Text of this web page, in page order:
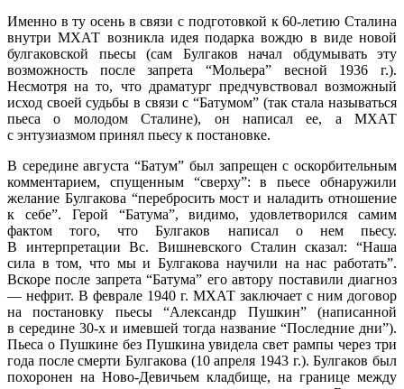
Именно в ту осень в связи с подготовкой к 60-летию Сталина
внутри МХАТ возникла идея подарка вождю в виде новой
булгаковской пьесы (сам Булгаков начал обдумывать эту
возможность после запрета “Мольера” весной 1936 г.).
Несмотря на то, что драматург предчувствовал возможный
исход своей судьбы в связи с “Батумом” (так стала называться
пьеса о молодом Сталине), он написал ее, а МХАТ
с энтузиазмом принял пьесу к постановке.
В середине августа “Батум” был запрещен с оскорбительным
комментарием, спущенным “сверху”: в пьесе обнаружили
желание Булгакова “перебросить мост и наладить отношение
к себе”. Герой “Батума”, видимо, удовлетворился самим
фактом того, что Булгаков написал о нем пьесу.
В интерпретации Вс. Вишневского Сталин сказал: “Наша
сила в том, что мы и Булгакова научили на нас работать”.
Вскоре после запрета “Батума” его автору поставили диагноз
— нефрит. В феврале 1940 г. МХАТ заключает с ним договор
на постановку пьесы “Александр Пушкин” (написанной
в середине 30-х и имевшей тогда название “Последние дни”).
Пьеса о Пушкине без Пушкина увидела свет рампы через три
года после смерти Булгакова (10 апреля 1943 г.). Булгаков был
похоронен на Ново-Девичьем кладбище, на границе между